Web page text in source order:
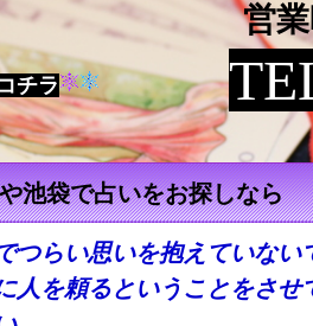
営
チラ
池袋で占いをお探しなら
つらい思いを抱えていない
人を頼るということをさせ